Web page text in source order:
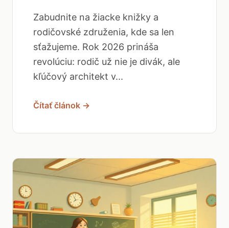
Zabudnite na žiacke knižky a
rodičovské združenia, kde sa len
sťažujeme. Rok 2026 prináša
revolúciu: rodič už nie je divák, ale
kľúčový architekt v...
Čítať článok →